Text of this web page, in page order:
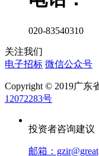
020-83540310
关注我们
电子招标 微信公众号
Copyright © 2019广东
12072283号
投资者咨询建议
邮箱：